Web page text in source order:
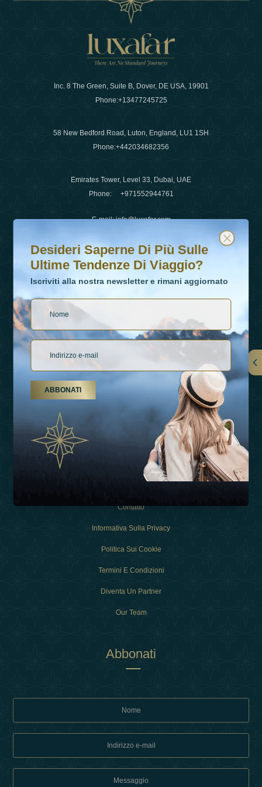
Inc. 8 The Green, Suite B, Dover, DE USA, 19901
Phone:+13477245725
58 New Bedford Road, Luton, England, LU1 1SH
Phone:+442034682356
Emirates Tower, Level 33, Dubai, UAE
Phone: +971552944761
E-mail:info@luxafar.com
WhatsApp No
+442034682356
Collegamenti
Esperienza
Contatto
Informativa Sulla Privacy
Politica Sui Cookie
Termini E Condizioni
Diventa Un Partner
Our Team
Abbonati
Desideri saperne di più sulle ultime tendenze di viaggio?
Iscriviti alla nostra newsletter e rimani aggiornato
Desideri Saperne Di Più Sulle
Ultime Tendenze Di Viaggio?
Iscriviti alla nostra newsletter e rimani aggiornato
ABBONATI